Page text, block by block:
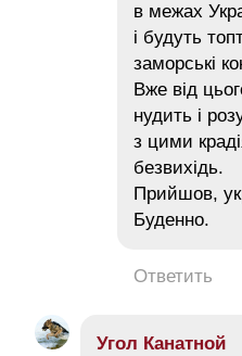
в межах
і будуть
заморські
Вже від
нудить і
з цими
безвихідь.
Прийшов,
Буденно.
Ответить
Угол Канатной